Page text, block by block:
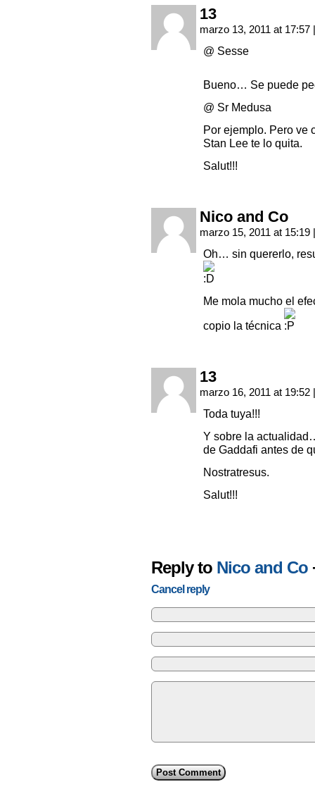
13
marzo 13, 2011 at 17:57 |
@ Sesse
Bueno… Se puede
@ Sr Medusa
Por ejemplo. Pero ve
Stan Lee te lo quita.
Salut!!!
Nico and Co
marzo 15, 2011 at 15:19 |
Oh… sin quererlo,
Me mola mucho el
copio la técnica
13
marzo 16, 2011 at 19:52 |
Toda tuya!!!
Y sobre la
de Gaddafi antes de
Nostratresus.
Salut!!!
Reply to Nico and Co
Cancel reply